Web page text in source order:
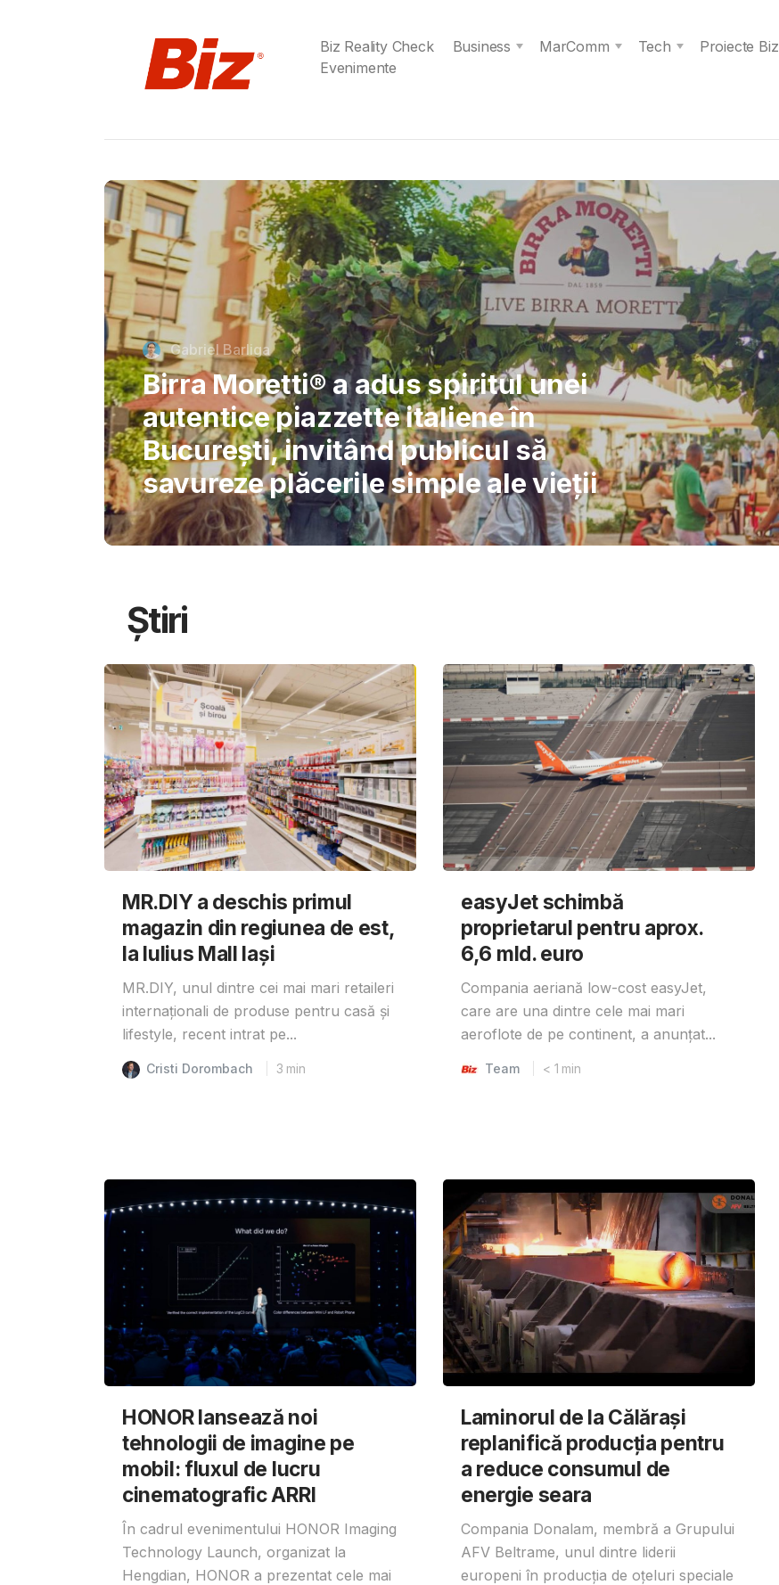
Biz Reality Check Business MarComm Tech
Proiecte Biz
Evenimente
Cristi Dorombach
Richard Joannides, Verita
International School: Școlile nu pot
permite AI-ului să înlocuiască
gândirea elevilor
Știri
MR.DIY a deschis primul
magazin din regiunea de est,
la Iulius Mall Iași
MR.DIY, unul dintre cei mai mari retaileri
internaționali de produse pentru casă și
lifestyle, recent intrat pe...
Cristi Dorombach 3 min
easyJet schimbă
proprietarul pentru aprox.
6,6 mld. euro
Compania aeriană low-cost easyJet,
care are una dintre cele mai mari
aeroflote de pe continent, a anunțat...
Team < 1 min
HONOR lansează noi
tehnologii de imagine pe
mobil: fluxul de lucru
cinematografic ARRI
În cadrul evenimentului HONOR Imaging
Technology Launch, organizat la
Hengdian, HONOR a prezentat cele mai
Laminorul de la Călărași
replanifică producția pentru
a reduce consumul de
energie seara
Compania Donalam, membră a Grupului
AFV Beltrame, unul dintre liderii
europeni în producția de oțeluri speciale